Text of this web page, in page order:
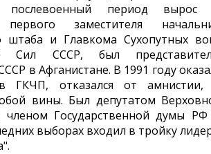
период вырос
первого заместителя
штаба и Главкома Сухопутных
Сил СССР, был
в Афганистане. В 1991 году
ГКЧП, отказался от амнистии,
вины. Был депутатом
членом Государственной думы
выборах входил в тройку